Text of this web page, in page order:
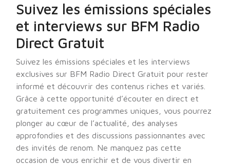
Suivez les émissions spéciales
et interviews sur BFM Radio
Direct Gratuit
Suivez les émissions spéciales et les interviews
exclusives sur BFM Radio Direct Gratuit pour rester
informé et découvrir des contenus riches et variés.
Grâce à cette opportunité d’écouter en direct et
gratuitement ces programmes uniques, vous pourrez
plonger au cœur de l’actualité, des analyses
approfondies et des discussions passionnantes avec
des invités de renom. Ne manquez pas cette
occasion de vous enrichir et de vous divertir en